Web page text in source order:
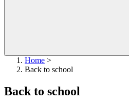
Home >
Back to school
Back to school